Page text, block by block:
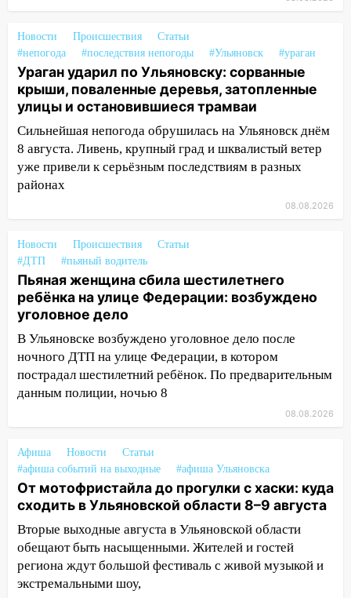
сошёл с рельсов
13:22 Упавшие деревья перекрыли
дороги в Ульяновске: фото
13:17 Непогода в Ульяновске не
закончится сегодня: сильные ливни
сохранятся 9 августа
13:15 Трижды «брал в долг» без спроса:
житель Вешкаймского района похитил у
13:14
Ураган оторвал светофор на
проспекте Филатова в Ульяновске
13:12 Дерево пробило крышу дома на
Новгородской в Ульяновске и рухнуло
на электрощит
13:10
В Заволжском районе дерево
упало во дворе
13:08 Ураган ударил по Ульяновску:
сорванные крыши, поваленные деревья,
трамваи
12:17 Ульяновск накрыл крупный град:
после ливня город снова уходит под
воду
12:12
Прокуратура взяла на контроль
ДТП с шестилетним ребёнком на улице
Федерации
Новости Происшествия
Статьи
#непогода
#последствия непогоды #Ульяновск #ураган
Ураган ударил по Ульяновску: сорванные
крыши, поваленные деревья, затопленные
улицы и остановившиеся трамваи
Сильнейшая непогода обрушилась на Ульяновск днём
8 августа. Ливень, крупный град и шквалистый ветер
уже привели к серьёзным последствиям в разных
районах
08.08.2026
Новости Происшествия
Статьи
#ДТП
#пьяный водитель
Пьяная женщина сбила шестилетнего
ребёнка на улице Федерации: возбуждено
уголовное дело
В Ульяновске возбуждено уголовное дело после
ночного ДТП на улице Федерации, в котором
пострадал шестилетний ребёнок. По предварительным
данным полиции, ночью 8
08.08.2026
Афиша Новости
Статьи
#афиша событий на выходные
#афиша Ульяновска
От мотофристайла до прогулки с хаски: куда
сходить в Ульяновской области 8–9 августа
Вторые выходные августа в Ульяновской области
обещают быть насыщенными. Жителей и гостей
региона ждут большой фестиваль с живой музыкой и
экстремальными шоу,